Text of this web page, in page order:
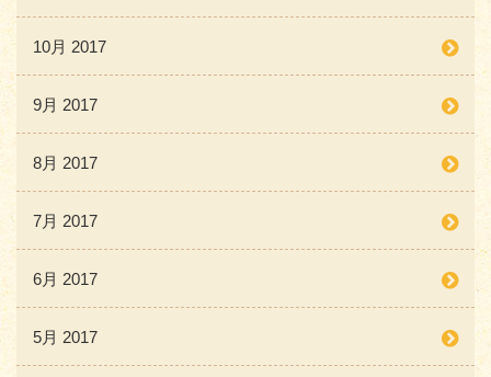
10月 2017
9月 2017
8月 2017
7月 2017
6月 2017
5月 2017